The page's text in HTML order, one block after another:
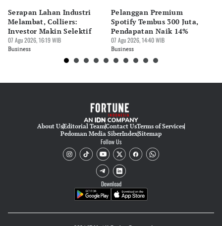
Serapan Lahan Industri
Melambat, Colliers:
Investor Makin Selektif
07 Agu 2026, 16:19 WIB
Business
Pelanggan Premium
Spotify Tembus 300 Juta,
Pendapatan Naik 14%
07 Agu 2026, 14:40 WIB
Business
About UsEditorial TeamContact UsTerms of Services
Pedoman Media SiberIndexSitemap
Follow Us
Download